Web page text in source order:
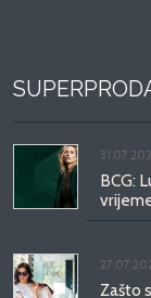
BCG:
Zašto